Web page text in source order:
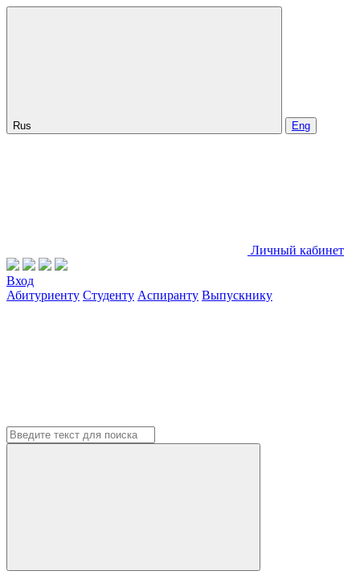
Rus Eng
Личный кабинет
Вход
Абитуриенту Студенту Аспиранту Выпускнику